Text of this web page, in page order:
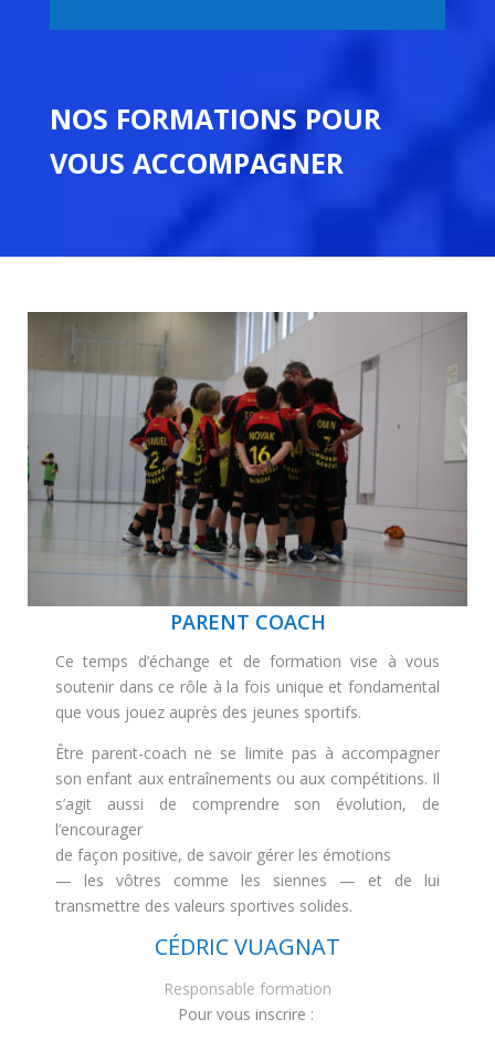
NOS FORMATIONS POUR
VOUS ACCOMPAGNER
PARENT COACH
Ce temps d’échange et de formation vise à vous
soutenir dans ce rôle à la fois unique et fondamental
que vous jouez auprès des jeunes sportifs.
Être parent-coach ne se limite pas à accompagner
son enfant aux entraînements ou aux compétitions. Il
s’agit aussi de comprendre son évolution, de
l’encourager
de façon positive, de savoir gérer les émotions
— les vôtres comme les siennes — et de lui
transmettre des valeurs sportives solides.
CÉDRIC VUAGNAT
Responsable formation
Pour vous inscrire :